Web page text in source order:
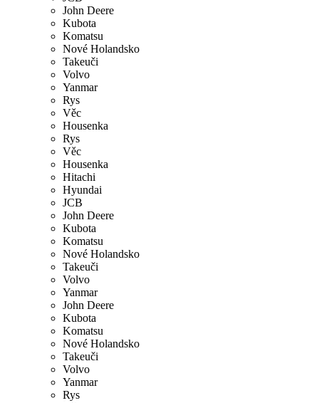
John Deere
Kubota
Komatsu
Nové Holandsko
Takeuči
Volvo
Yanmar
Rys
Věc
Housenka
Rys
Věc
Housenka
Hitachi
Hyundai
JCB
John Deere
Kubota
Komatsu
Nové Holandsko
Takeuči
Volvo
Yanmar
John Deere
Kubota
Komatsu
Nové Holandsko
Takeuči
Volvo
Yanmar
Rys